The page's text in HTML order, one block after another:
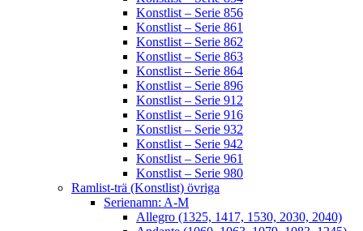
Konstlist – Serie 856
Konstlist – Serie 861
Konstlist – Serie 862
Konstlist – Serie 863
Konstlist – Serie 864
Konstlist – Serie 896
Konstlist – Serie 912
Konstlist – Serie 916
Konstlist – Serie 932
Konstlist – Serie 942
Konstlist – Serie 961
Konstlist – Serie 980
Ramlist-trä (Konstlist) övriga
Serienamn: A-M
Allegro (1325, 1417, 1530, 2030, 2040)